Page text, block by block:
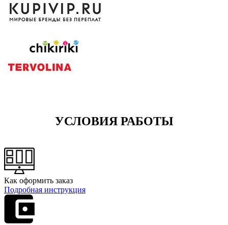
УСЛОВИЯ РАБОТЫ
Как оформить заказ
Подробная инструкция